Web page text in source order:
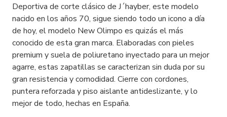
Deportiva de corte clásico de J´hayber, este modelo
nacido en los años 70, sigue siendo todo un icono a día
de hoy, el modelo New Olimpo es quizás el más
conocido de esta gran marca. Elaboradas con pieles
premium y suela de poliuretano inyectado para un mejor
agarre, estas zapatillas se caracterizan sin duda por su
gran resistencia y comodidad. Cierre con cordones,
puntera reforzada y piso aislante antideslizante, y lo
mejor de todo, hechas en España.